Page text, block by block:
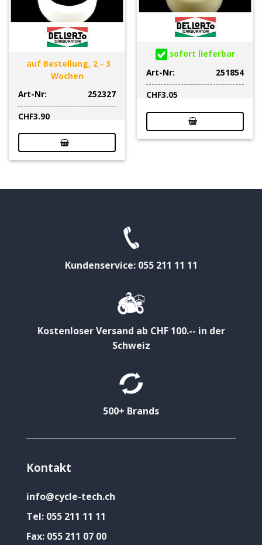
auf Bestellung, 2 - 3
Wochen
Art-Nr:
252327
CHF3.90
sofort lieferbar
Art-Nr:
251854
CHF3.05
Kundenservice: 055 211 11 11
Kostenloser Versand ab CHF 100.-- in der
Schweiz
500+ Brands
Kontakt
info@cycle-tech.ch
Tel: 055 211 11 11
Fax: 055 211 07 00